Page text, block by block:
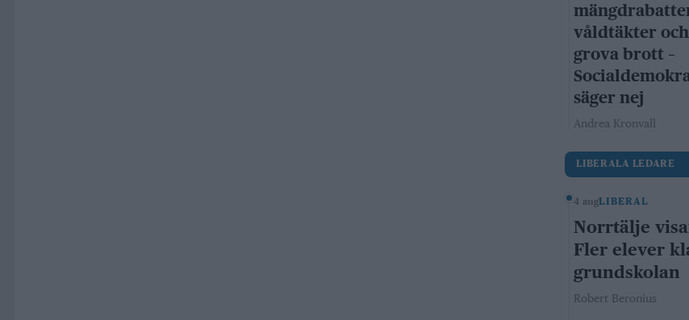
våldtäkter
grova brott –
säger nej
Andrea Kronvall
LIBERALA LEDARE
4 augLIBERAL
Norrtälje
Fler elever
grundskolan
Robert Beronius